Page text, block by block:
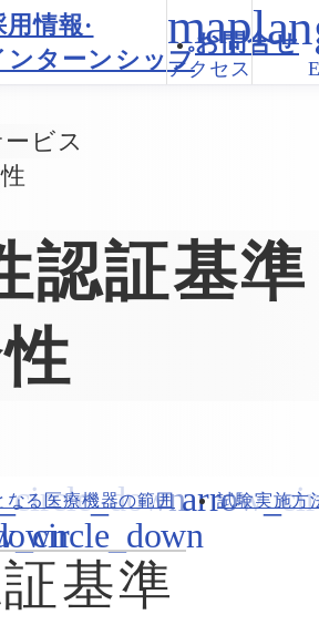
用情報·
ンターンシップ
お問合せ
アクセス
ビス
認証基準
なる医療機器の範囲
試験実施方
基準